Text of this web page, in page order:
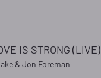
IS STRONG (LIVE)
& Jon Foreman